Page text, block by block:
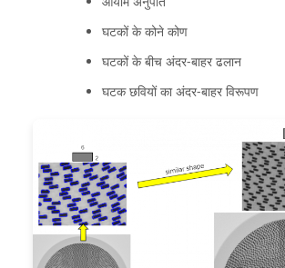
घटकों के कोने कोण
घटकों के बीच अंदर-बाहर ढलान
घटक छवियों का अंदर-बाहर विरूपण